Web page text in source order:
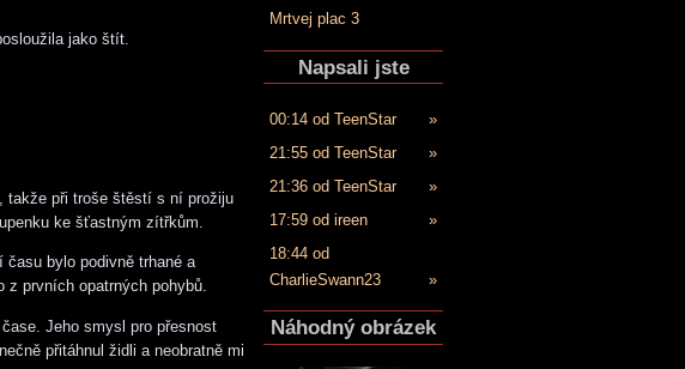
jako štít.
takže při troše štěstí s ní prožiju
ke šťastným zítřkům.
bylo podivně trhané a
z prvních opatrných pohybů.
Jeho smysl pro přesnost
přitáhnul židli a neobratně mi
Mrtvej plac 3
Napsali jste
00:14 od TeenStar
»
21:55 od TeenStar
»
21:36 od TeenStar
»
17:59 od ireen
»
18:44 od
CharlieSwann23
»
Náhodný obrázek